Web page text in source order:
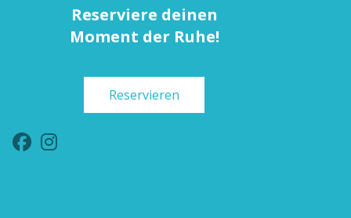
Reserviere deinen
Moment der Ruhe!
Reservieren